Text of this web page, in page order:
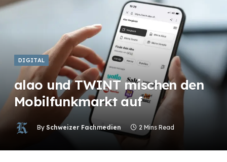
DIGITAL
alao und TWINT mischen den
Mobilfunkmarkt auf
By Schweizer Fachmedien 2 Mins Read